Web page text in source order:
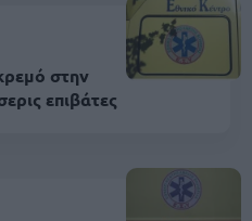
στην
επιβάτες